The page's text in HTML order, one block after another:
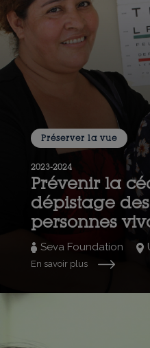
Préserver la vue
2023-2024
Prévenir la
dépistage
personnes
Seva Foundation
En savoir plus